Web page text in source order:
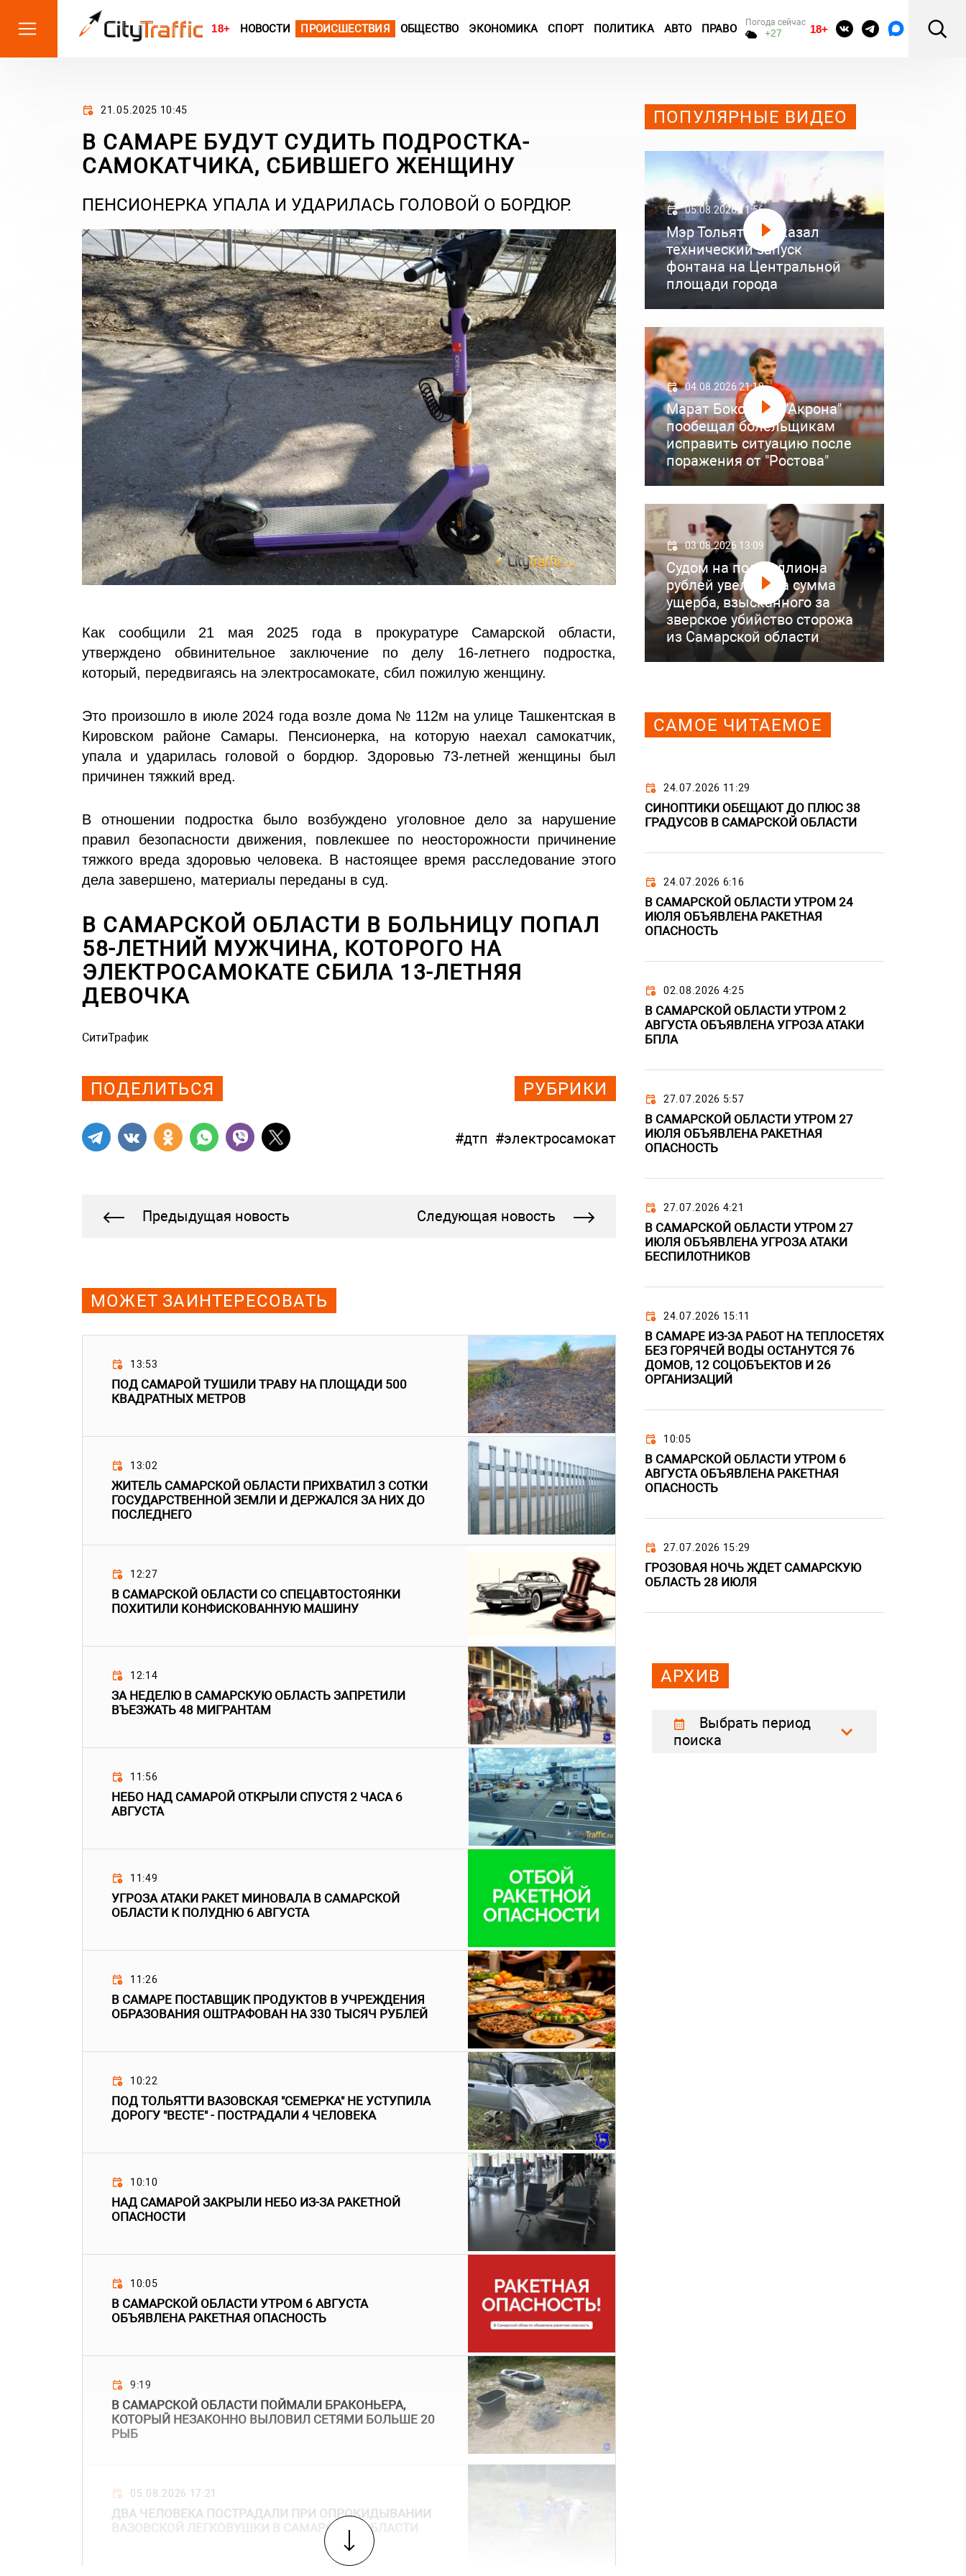
18+ НОВОСТИ ПРОИСШЕСТВИЯ ОБЩЕСТВО ЭКОНОМИКА СПОРТ ПОЛИТИКА АВТО ПРАВО Погода сейчас
+27 18+
21.05.2025 10:45
В САМАРЕ БУДУТ СУДИТЬ ПОДРОСТКА-
САМОКАТЧИКА, СБИВШЕГО ЖЕНЩИНУ
ПЕНСИОНЕРКА УПАЛА И УДАРИЛАСЬ ГОЛОВОЙ О БОРДЮР.
Как сообщили 21 мая 2025 года в прокуратуре Самарской области,
утверждено обвинительное заключение по делу 16-летнего подростка,
который, передвигаясь на электросамокате, сбил пожилую женщину.
Это произошло в июле 2024 года возле дома № 112м на улице Ташкентская в
Кировском районе Самары. Пенсионерка, на которую наехал самокатчик,
упала и ударилась головой о бордюр. Здоровью 73-летней женщины был
причинен тяжкий вред.
В отношении подростка было возбуждено уголовное дело за нарушение
правил безопасности движения, повлекшее по неосторожности причинение
тяжкого вреда здоровью человека. В настоящее время расследование этого
дела завершено, материалы переданы в суд.
В САМАРСКОЙ ОБЛАСТИ В БОЛЬНИЦУ ПОПАЛ
58-ЛЕТНИЙ МУЖЧИНА, КОТОРОГО НА
ЭЛЕКТРОСАМОКАТЕ СБИЛА 13-ЛЕТНЯЯ
ДЕВОЧКА
СитиТрафик
ПОДЕЛИТЬСЯ РУБРИКИ
#дтп #электросамокат
Предыдущая новость Следующая новость
МОЖЕТ ЗАИНТЕРЕСОВАТЬ
13:53
ПОД САМАРОЙ ТУШИЛИ ТРАВУ НА ПЛОЩАДИ 500
КВАДРАТНЫХ МЕТРОВ
13:02
ЖИТЕЛЬ САМАРСКОЙ ОБЛАСТИ ПРИХВАТИЛ 3 СОТКИ
ГОСУДАРСТВЕННОЙ ЗЕМЛИ И ДЕРЖАЛСЯ ЗА НИХ ДО
ПОСЛЕДНЕГО
12:27
В САМАРСКОЙ ОБЛАСТИ СО СПЕЦАВТОСТОЯНКИ
ПОХИТИЛИ КОНФИСКОВАННУЮ МАШИНУ
12:14
ЗА НЕДЕЛЮ В САМАРСКУЮ ОБЛАСТЬ ЗАПРЕТИЛИ
ВЪЕЗЖАТЬ 48 МИГРАНТАМ
11:56
НЕБО НАД САМАРОЙ ОТКРЫЛИ СПУСТЯ 2 ЧАСА 6
АВГУСТА
11:49
УГРОЗА АТАКИ РАКЕТ МИНОВАЛА В САМАРСКОЙ
ОБЛАСТИ К ПОЛУДНЮ 6 АВГУСТА
11:26
В САМАРЕ ПОСТАВЩИК ПРОДУКТОВ В УЧРЕЖДЕНИЯ
ОБРАЗОВАНИЯ ОШТРАФОВАН НА 330 ТЫСЯЧ РУБЛЕЙ
10:22
ПОД ТОЛЬЯТТИ ВАЗОВСКАЯ "СЕМЕРКА" НЕ УСТУПИЛА
ДОРОГУ "ВЕСТЕ" - ПОСТРАДАЛИ 4 ЧЕЛОВЕКА
10:10
НАД САМАРОЙ ЗАКРЫЛИ НЕБО ИЗ-ЗА РАКЕТНОЙ
ОПАСНОСТИ
10:05
В САМАРСКОЙ ОБЛАСТИ УТРОМ 6 АВГУСТА
ОБЪЯВЛЕНА РАКЕТНАЯ ОПАСНОСТЬ
9:19
В САМАРСКОЙ ОБЛАСТИ ПОЙМАЛИ БРАКОНЬЕРА,
КОТОРЫЙ НЕЗАКОННО ВЫЛОВИЛ СЕТЯМИ БОЛЬШЕ 20
РЫБ
05.08.2026 17:21
ДВА ЧЕЛОВЕКА ПОСТРАДАЛИ ПРИ ОПРОКИДЫВАНИИ
ВАЗОВСКОЙ ЛЕГКОВУШКИ В САМАРСКОЙ ОБЛАСТИ
ПОПУЛЯРНЫЕ ВИДЕО
05.08.2026 11:56
Мэр Тольятти показал
технический запуск
фонтана на Центральной
площади города
04.08.2026 21:18
Марат Бокоев из "Акрона"
пообещал болельщикам
исправить ситуацию после
поражения от "Ростова"
03.08.2026 13:09
Судом на полмиллиона
рублей увеличена сумма
ущерба, взысканного за
зверское убийство сторожа
из Самарской области
САМОЕ ЧИТАЕМОЕ
24.07.2026 11:29
СИНОПТИКИ ОБЕЩАЮТ ДО ПЛЮС 38
ГРАДУСОВ В САМАРСКОЙ ОБЛАСТИ
24.07.2026 6:16
В САМАРСКОЙ ОБЛАСТИ УТРОМ 24
ИЮЛЯ ОБЪЯВЛЕНА РАКЕТНАЯ
ОПАСНОСТЬ
02.08.2026 4:25
В САМАРСКОЙ ОБЛАСТИ УТРОМ 2
АВГУСТА ОБЪЯВЛЕНА УГРОЗА АТАКИ
БПЛА
27.07.2026 5:57
В САМАРСКОЙ ОБЛАСТИ УТРОМ 27
ИЮЛЯ ОБЪЯВЛЕНА РАКЕТНАЯ
ОПАСНОСТЬ
27.07.2026 4:21
В САМАРСКОЙ ОБЛАСТИ УТРОМ 27
ИЮЛЯ ОБЪЯВЛЕНА УГРОЗА АТАКИ
БЕСПИЛОТНИКОВ
24.07.2026 15:11
В САМАРЕ ИЗ-ЗА РАБОТ НА ТЕПЛОСЕТЯХ
БЕЗ ГОРЯЧЕЙ ВОДЫ ОСТАНУТСЯ 76
ДОМОВ, 12 СОЦОБЪЕКТОВ И 26
ОРГАНИЗАЦИЙ
10:05
В САМАРСКОЙ ОБЛАСТИ УТРОМ 6
АВГУСТА ОБЪЯВЛЕНА РАКЕТНАЯ
ОПАСНОСТЬ
27.07.2026 15:29
ГРОЗОВАЯ НОЧЬ ЖДЕТ САМАРСКУЮ
ОБЛАСТЬ 28 ИЮЛЯ
АРХИВ
Выбрать период
поиска